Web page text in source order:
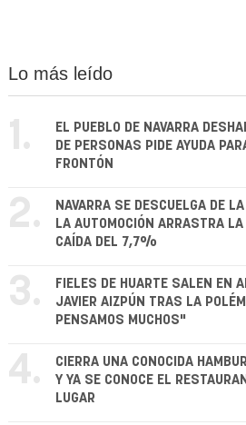
Lo más leído
1.
EL PUEBLO DE NAVARRA
DE PERSONAS PIDE AYUDA
FRONTÓN
2.
NAVARRA SE DESCUELGA DE
LA AUTOMOCIÓN ARRASTRA
CAÍDA DEL 7,7%
3.
FIELES DE HUARTE SALEN EN
JAVIER AIZPÚN TRAS LA
PENSAMOS MUCHOS"
4.
CIERRA UNA CONOCIDA
Y YA SE CONOCE EL
LUGAR